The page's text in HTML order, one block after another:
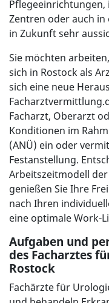
Pflegeeinrichtungen,
Zentren oder auch in
in Zukunft sehr
Sie möchten
sich in Rostock als
sich eine neue
Facharzt, Oberarzt
Konditionen im
(ANÜ) ein oder
Festanstellung.
Arbeitszeitmodell
genießen Sie Ihre
nach Ihren
eine optimale Work-
Aufgaben und
des Facharztes
Rostock
Fachärzte für